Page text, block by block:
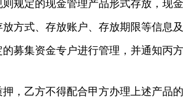
方式、存放账户、存放期限等信息
募集资金专户进行管理，并通知丙
，乙方不得配合甲方办理上述产品